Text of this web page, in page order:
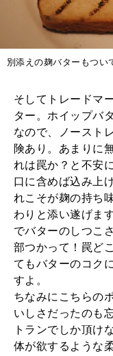
別添えの麹バターもつい
そしてトレードマ
ター。ホイップバ
なので、ノースト
険あり。あまりに
れは罠か？と不安
口に含めば込み上
れこそが麹の持ち
わりと添い遂げま
でバターのしつこ
部つかって！罠ど
てもバターのコク
すよ。
ちなみにこちらの
いしさだったのも
トランでしか頂け
体が欲するような